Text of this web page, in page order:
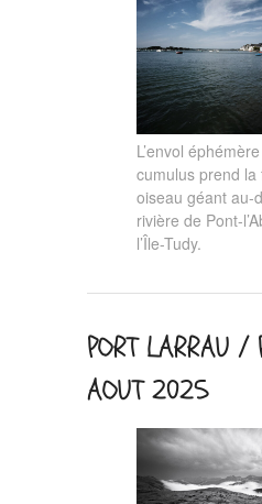
L’envol
cumulus prend la
oiseau géant au-
rivière de Pont-
l’Île-Tudy.
PORT LARRAU /
AOUT 2025